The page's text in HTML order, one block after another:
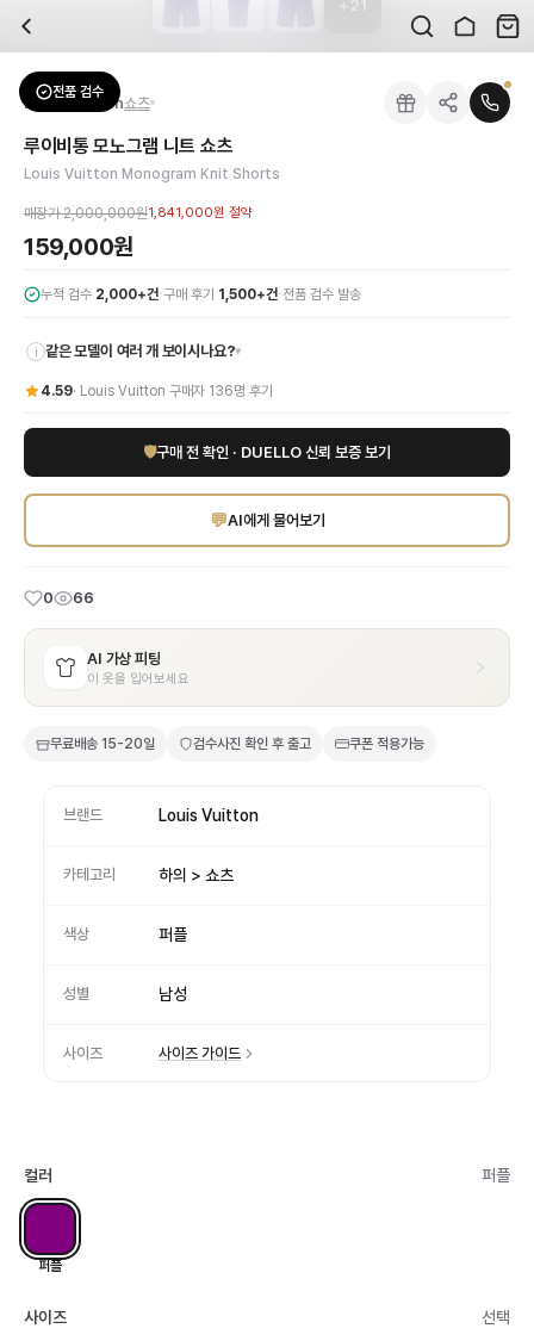
배송은 얼마나 걸리나요?
검수는 어떻게 진행되나요? 검수 사진을 받을 수 있나요?
전문 스태프가 실물 상품을 직접 확인한 후 검수 사진을 제공합니다. 가죽 재질,
교환이나 반품이 가능한가요?
수령 후 7일 이내 신청하시면 상품 하자, 사이즈 불일치, 고객 변심 모두 교환·반
쿠폰과 적립금을 함께 사용할 수 있나요?
네, 쿠폰과 적립금을 결제 시 함께 사용하실 수 있습니다. 적립금은 1,000원 이상
사이즈는 어떻게 선택하나요?
상품 상세의 사이즈 정보를 참고해 선택하시고, 사이즈 선택이 어려우시면 카카오
브랜드:
성별:남성
색상:퍼플
가격:159,000원
루이비통의 독보적인 감각이 돋보이는 모노그램 니트 쇼츠를 만나보세요. 매혹적
루이비통 모노그램 니트 쇼츠
21
전품 검수
Louis Vuitton쇼츠
루이비통 모노그램 니트 쇼츠
Louis Vuitton Monogram Knit Shorts
매장가2,000,000원1,841,000원 절약
159,000원
누적 검수 2,000+건·구매 후기 1,500+건· 전품 검수 발송
i 같은 모델이 여러 개 보이시나요?▾
4.59· Louis Vuitton 구매자 136명 후기
🛡구매 전 확인 · DUELLO 신뢰 보증 보기
💬AI에게 물어보기
0 66
AI 가상 피팅
이 옷을 입어보세요
무료배송 15-20일 검수사진 확인 후 출고 쿠폰 적용가능
브랜드 Louis Vuitton
카테고리 하의 > 쇼츠
색상 퍼플
성별 남성
사이즈 사이즈 가이드
컬러 퍼플
퍼플
사이즈 선택